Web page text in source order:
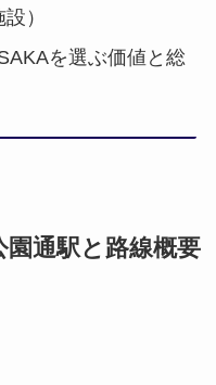
）
を選ぶ価値と総
通駅と路線概要